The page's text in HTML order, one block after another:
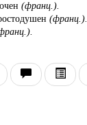
(франц.).
(франц.).